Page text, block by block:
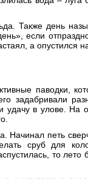
Также день
если
а опустился
паводки,
задабривали
удачу в улове. На
Начинал петь
сруб для
то лето